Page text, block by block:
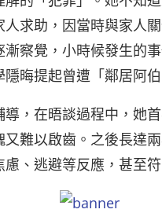
求助，因當時與家人
察覺，小時候發生的
晦提起曾遭「鄰居阿伯
，在晤談過程中，她
難以啟齒。之後長達
、逃避等反應，甚至